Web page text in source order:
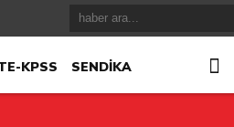
KPSS SENDİKA